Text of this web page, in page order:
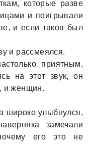
которые разве
и поигрывали
и если таков был
и рассмеялся.
приятным,
на этот звук, он
и женщин.
широко улыбнулся,
замечали
его это не